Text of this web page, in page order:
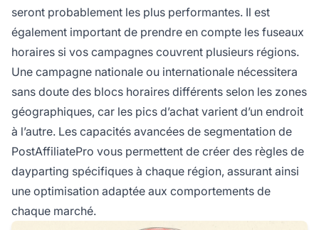
seront probablement les plus performantes. Il est
également important de prendre en compte les fuseaux
horaires si vos campagnes couvrent plusieurs régions.
Une campagne nationale ou internationale nécessitera
sans doute des blocs horaires différents selon les zones
géographiques, car les pics d’achat varient d’un endroit
à l’autre. Les capacités avancées de segmentation de
PostAffiliatePro vous permettent de créer des règles de
dayparting spécifiques à chaque région, assurant ainsi
une optimisation adaptée aux comportements de
chaque marché.